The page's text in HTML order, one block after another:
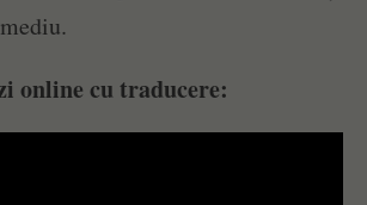
online cu traducere: